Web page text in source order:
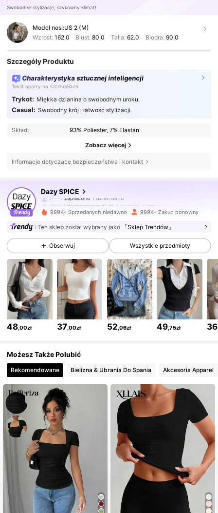
Swobodne stylizacje, szykowny klimat!
Model nosi:US 2 (M)
Wzrost: 162.0 Biust:80.0 Talia: 62.0 Biodra: 90.0
Szczegóły Produktu
Charakterystyka sztucznej inteligencji
Tekst oparty na szczegółach
Trykot: Miękka dzianina o swobodnym uroku.
Casual: Swobodny krój i łatwość stylizacji.
Skład: 93% Poliester, 7% Elastan
Zobacz więcej
Informacje dotyczące bezpieczeństwa i kontakt
Dazy SPICE
3***3zaobserwował(-a)4 godzin(y) temu
2M Obserwujący
2M Obserwujący
2M Obserwujący
4,84 2M Obserwujący
4,84 2M Obserwujący
4,84 2M Obserwujący
2M Obserwujący
4,84 2M Obserwujący
999K+ Sprzedanych niedawno 999K+ Zakup ponowny
Ten sklep został wybrany jako 「Sklep Trendów」
Obserwuj Wszystkie przedmioty
48,00zł 37,00zł 52,06zł 49,75zł 36
Możesz Także Polubić
Rekomendowane Bielizna & Ubrania Do Spania Akcesoria Apparel